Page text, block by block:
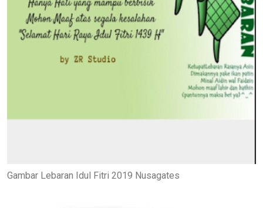
Gambar Lebaran Idul Fitri 2019 Nusagates